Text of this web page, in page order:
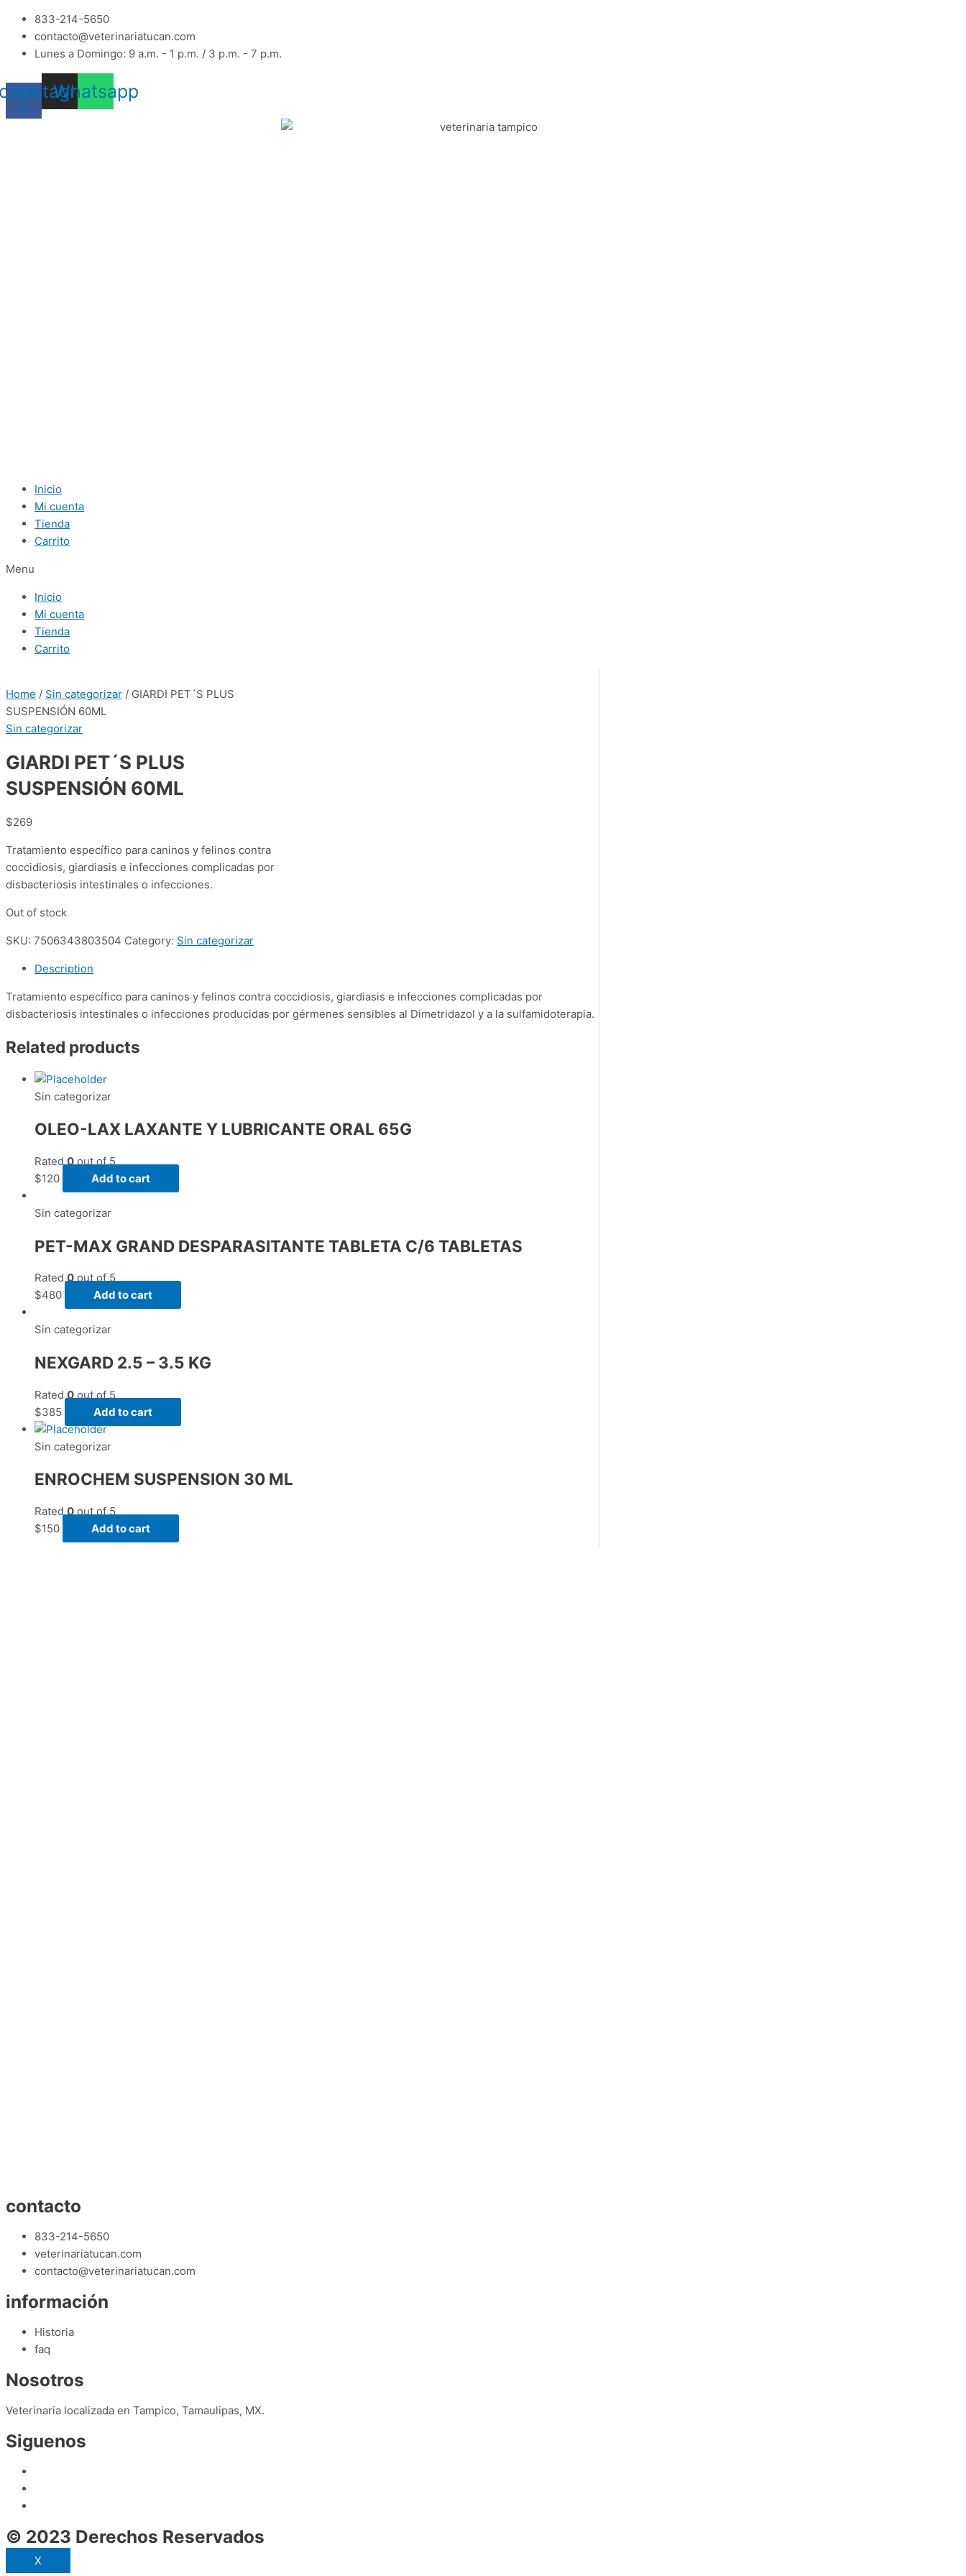
contenido
833-214-5650
contacto@veterinariatucan.com
Lunes a Domingo: 9 a.m. - 1 p.m. / 3 p.m. - 7 p.m.
f
Instagram
Whatsapp
Inicio
Mi cuenta
Tienda
Carrito
Menu
Inicio
Mi cuenta
Tienda
Carrito
Home / Sin categorizar / GIARDI PET´S PLUS
SUSPENSIÓN 60ML
Sin categorizar
GIARDI PET´S PLUS
SUSPENSIÓN 60ML
$269
Tratamiento específico para caninos y felinos contra
coccidiosis, giardiasis e infecciones complicadas por
disbacteriosis intestinales o infecciones.
Out of stock
SKU: 7506343803504 Category: Sin categorizar
Description
Tratamiento específico para caninos y felinos contra coccidiosis, giardiasis e infecciones complicadas por
disbacteriosis intestinales o infecciones producidas por gérmenes sensibles al Dimetridazol y a la sulfamidoterapia.
Related products
Sin categorizar
OLEO-LAX LAXANTE Y LUBRICANTE ORAL 65G
Rated0out of 5
$120 Add to cart
Sin categorizar
PET-MAX GRAND DESPARASITANTE TABLETA C/6 TABLETAS
Rated0out of 5
$480 Add to cart
Sin categorizar
NEXGARD 2.5 – 3.5 KG
Rated 0 out of 5
$385 Add to cart
Sin categorizar
ENROCHEM SUSPENSION 30 ML
Rated0out of 5
$150 Add to cart
contacto
833-214-5650
veterinariatucan.com
contacto@veterinariatucan.com
información
Historia
faq
Nosotros
Veterinaria localizada en Tampico, Tamaulipas, MX.
Siguenos
© 2023 Derechos Reservados
X